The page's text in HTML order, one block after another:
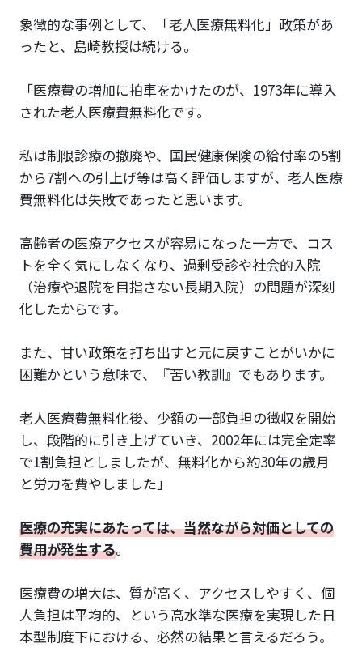
象徴的な事例として、「老人医療無料化」政策があ
ったと、島崎教授は続ける。
「医療費の増加に拍車をかけたのが、1973年に導入
された老人医療費無料化です。
私は制限診療の撤廃や、国民健康保険の給付率の5割
から7割への引上げ等は高く評価しますが、老人医療
費無料化は失敗であったと思います。
高齢者の医療アクセスが容易になった一方で、コス
トを全く気にしなくなり、過剰受診や社会的入院
（治療や退院を目指さない長期入院）の問題が深刻
化したからです。
また、甘い政策を打ち出すと元に戻すことがいかに
困難かという意味で、『苦い教訓』でもあります。
老人医療費無料化後、少額の一部負担の徴収を開始
し、段階的に引き上げていき、2002年には完全定率
で1割負担としましたが、無料化から約30年の歳月
と労力を費やしました」
医療の充実にあたっては、当然ながら対価としての
費用が発生する。
医療費の増大は、質が高く、アクセスしやすく、個
人負担は平均的、という高水準な医療を実現した日
本型制度下における、必然の結果と言えるだろう。